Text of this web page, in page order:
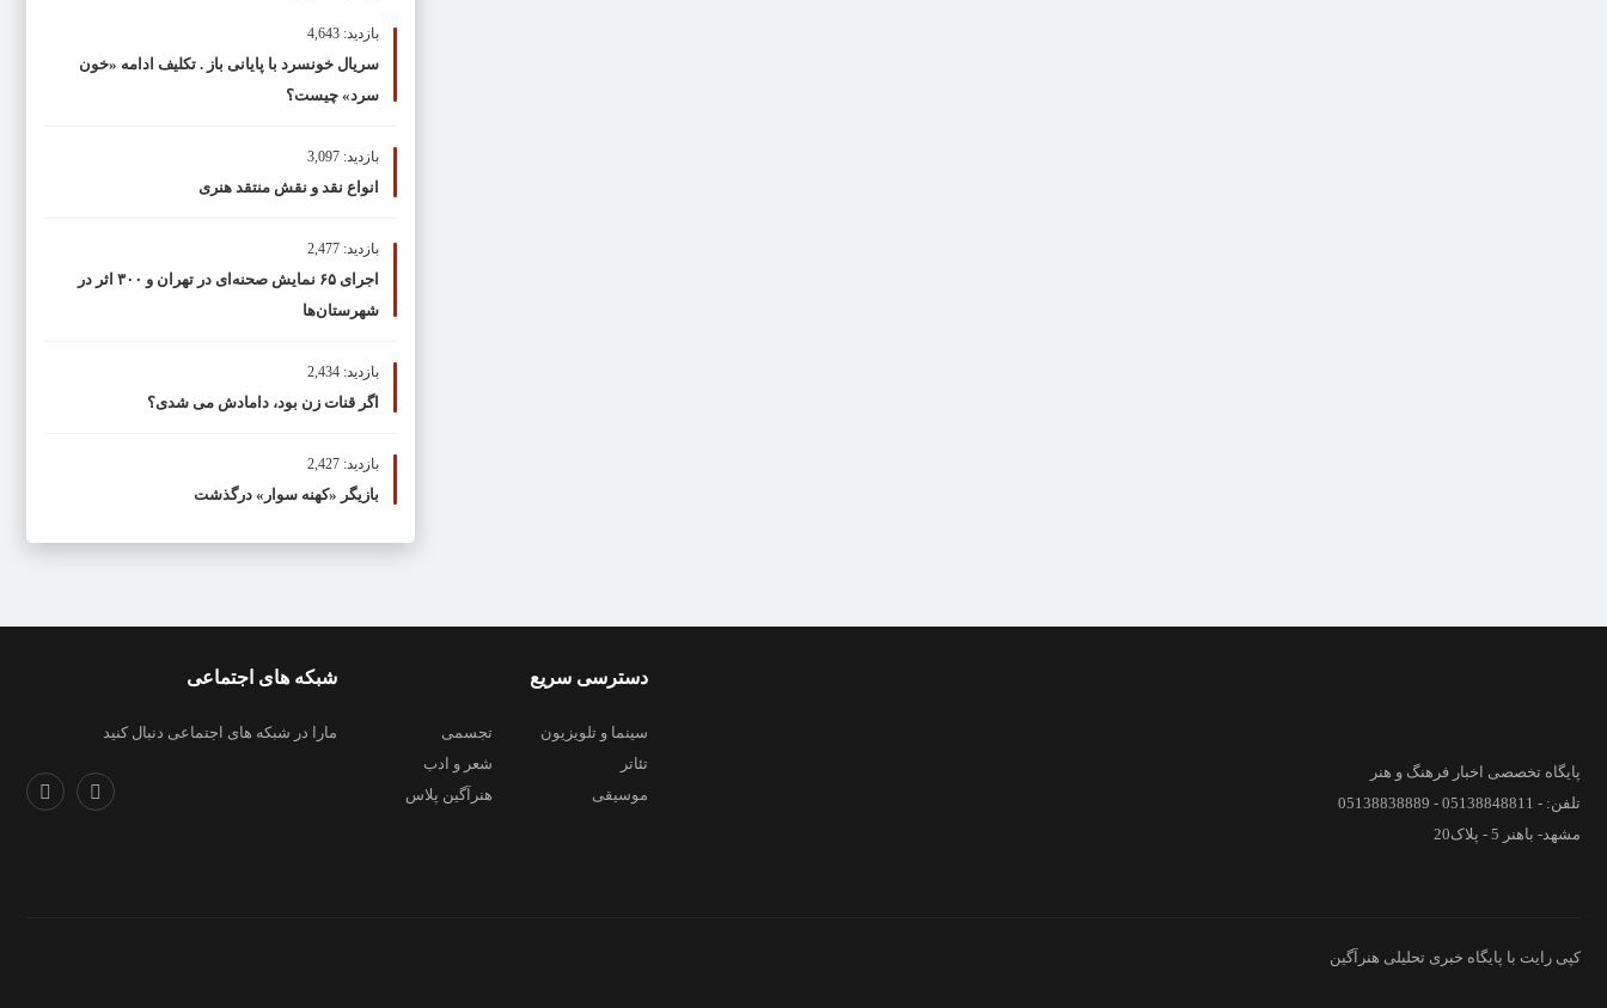
بازدید: 4,643
سریال خونسرد با پایانی باز . تکلیف ادامه «خون
سرد» چیست؟
بازدید: 3,097
انواع نقد و نقش منتقد هنری
بازدید: 2,477
اجرای ۶۵ نمایش صحنه‌ای در تهران و ۳۰۰ اثر در
شهرستان‌ها
بازدید: 2,434
اگر قنات زن بود، دامادش می شدی؟
بازدید: 2,427
بازیگر «کهنه سوار» درگذشت
پایگاه تخصصی اخبار فرهنگ و هنر
تلفن: - 05138848811 - 05138838889
مشهد- باهنر 5 - پلاک20
شبکه های اجتماعی
مارا در شبکه های اجتماعی دنبال کنید
دسترسی سریع
سینما و تلویزیون
تجسمی
تئاتر
شعر و ادب
موسیقی
هنرآگین پلاس
کپی رایت با پایگاه خبری تحلیلی هنرآگین